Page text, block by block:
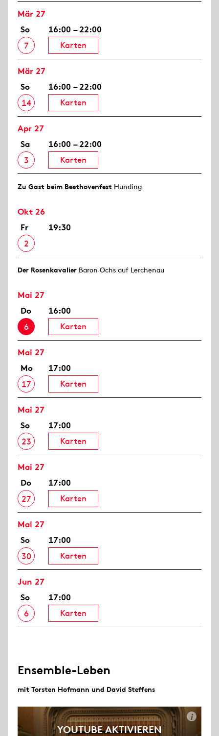
Mär 27
So
7
16:00 – 22:00
Karten
Mär 27
So
14
16:00 – 22:00
Karten
Apr 27
Sa
3
16:00 – 22:00
Karten
Zu Gast beim Beethovenfest Hunding
Okt 26
Fr
2
19:30
Der Rosen­kavalier Baron Ochs auf Lerchenau
Mai 27
Do
6
16:00
Karten
Mai 27
Mo
17
17:00
Karten
Mai 27
So
23
17:00
Karten
Mai 27
Do
27
17:00
Karten
Mai 27
So
30
17:00
Karten
Jun 27
So
6
17:00
Karten
Ensemble-Leben
mit Torsten Hofmann und David Steffens
YOUTUBE AKTIVIEREN
i